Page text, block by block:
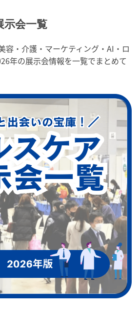
示会一覧
容・介護・マーケティング・AI・ロ
年の展示会情報を一覧でまとめて